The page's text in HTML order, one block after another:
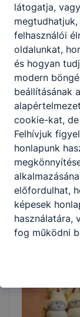
Pótfelvételt
A Keri
piacképes
2026. június 15.
2026. jún. 14.
látogatja,
felhasználói
oldalunkat,
és hogyan
modern
beállításának
cookie-kat,
Felhívjuk
honlapunk
előfordulhat,
képesek
használatára,
fog működni